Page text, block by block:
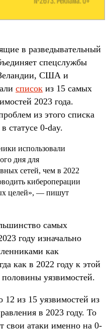
в разведывательный
спецслужбы
США и
список из 15 самых
2023 года.
из этого списка
статусе 0-day.
использовали
дня для
сетей, чем в 2022
кибероперации
целей», — пишут
самых
году изначально
как
как в 2022 году к этой
уязвимостей.
12 из 15 уязвимостей из
в 2023 году. То
свои атаки именно на 0-